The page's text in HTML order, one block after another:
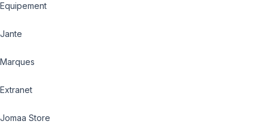
Equipement
Jante
Marques
Extranet
Jomaa Store